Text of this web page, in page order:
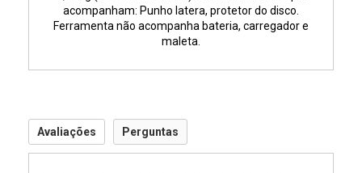
acompanham: Punho latera, protetor do disco.
Ferramenta não acompanha bateria, carregador e
maleta.
Avaliações Perguntas